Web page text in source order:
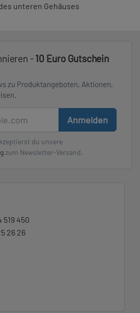
unteren Gehäuses
-10 Euro Gutschein
zu Produktangeboten, Aktionen,
Anmelden
du unsere
zum Newsletter-Versand.
519 450
26 26